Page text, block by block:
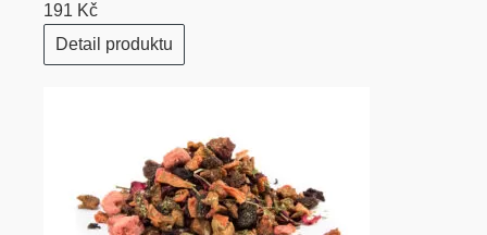
191 Kč
Detail produktu